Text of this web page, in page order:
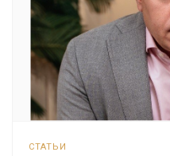
СТАТЬИ